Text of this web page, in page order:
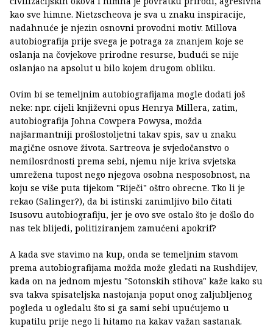
kao sve himne. Nietzscheova je sva u znaku inspiracije,
nadahnuće je njezin osnovni provodni motiv. Millova
autobiografija prije svega je potraga za znanjem koje se
oslanja na čovjekove prirodne resurse, budući se nije
oslanjao na apsolut u bilo kojem drugom obliku.
Ovim bi se temeljnim autobiografijama mogle dodati još
neke: npr. cijeli književni opus Henrya Millera, zatim,
autobiografija Johna Cowpera Powysa, možda
najšarmantniji prošlostoljetni takav spis, sav u znaku
magične osnove života. Sartreova je svjedočanstvo o
nemilosrdnosti prema sebi, njemu nije kriva svjetska
umrežena tupost nego njegova osobna nesposobnost, na
koju se više puta tijekom "Riječi" oštro obrecne. Tko li je
rekao (Salinger?), da bi istinski zanimljivo bilo čitati
Isusovu autobiografiju, jer je ovo sve ostalo što je došlo do
nas tek blijedi, politiziranjem zamućeni apokrif?
A kada sve stavimo na kup, onda se temeljnim stavom
prema autobiografijama možda može gledati na Rushdijev,
kada on na jednom mjestu "Sotonskih stihova" kaže kako su
sva takva spisateljska nastojanja poput onog zaljubljenog
pogleda u ogledalu što si ga sami sebi upućujemo u
kupatilu prije nego li hitamo na kakav važan sastanak.